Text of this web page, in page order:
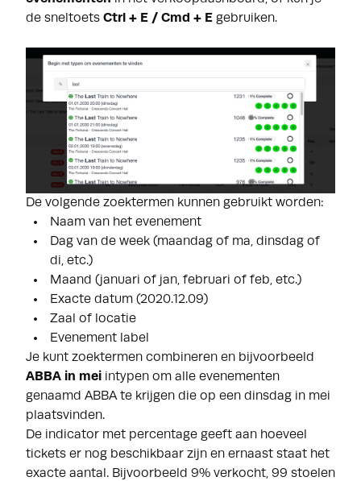
de sneltoets Ctrl + E / Cmd + E gebruiken.
De volgende zoektermen kunnen gebruikt worden:
Naam van het evenement
Dag van de week (maandag of ma, dinsdag of
di, etc.)
Maand (januari of jan, februari of feb, etc.)
Exacte datum (2020.12.09)
Zaal of locatie
Evenement label
Je kunt zoektermen combineren en bijvoorbeeld
ABBA in mei intypen om alle evenementen
genaamd ABBA te krijgen die op een dinsdag in mei
plaatsvinden.
De indicator met percentage geeft aan hoeveel
tickets er nog beschikbaar zijn en ernaast staat het
exacte aantal. Bijvoorbeeld 9% verkocht, 99 stoelen